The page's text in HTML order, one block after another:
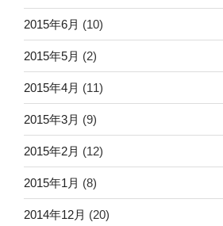
2015年6月 (10)
2015年5月 (2)
2015年4月 (11)
2015年3月 (9)
2015年2月 (12)
2015年1月 (8)
2014年12月 (20)